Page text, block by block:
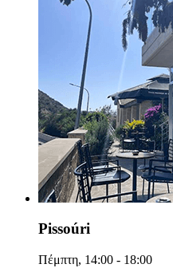
Pissoúri
Πέμπτη, 14:00 - 18:00